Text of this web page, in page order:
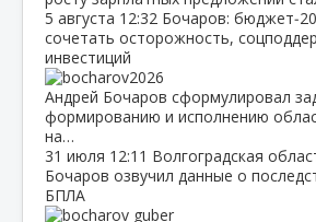
5 августа 12:32 Бочаров:
сочетать осторожность,
инвестиций
Андрей Бочаров сформулировал
формированию и исполнению
на…
31 июля 12:11 Волгоградская
Бочаров озвучил данные о
БПЛА